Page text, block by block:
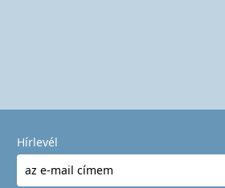
Hírlevél